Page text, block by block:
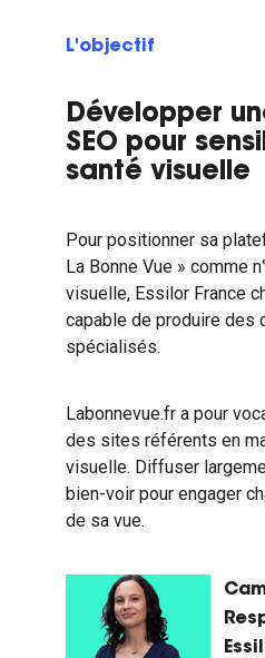
L'objectif
Développer
SEO pour
santé visuelle
Pour positionner sa
La Bonne Vue » comme
visuelle, Essilor France
capable de produire des
spécialisés.
Labonnevue.fr a pour
des sites référents en
visuelle. Diffuser
bien-voir pour engager
de sa vue.